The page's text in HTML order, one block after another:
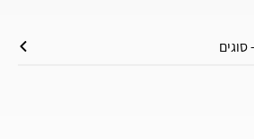
סוגים